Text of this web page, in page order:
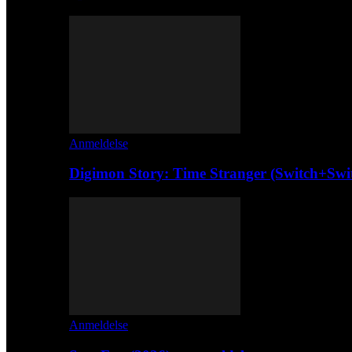
Anmeldelse
Digimon Story: Time Stranger
Anmeldelse